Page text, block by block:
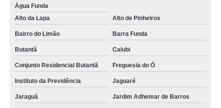
kit lanchinho festa infantil preço Butantã
quem faz kit lanchinho festa infantil Roosevelt (CBTU)
kit festa de aniversário infantil preço Bosque da Saúde
encomendar kit de doces para festa infantil Vila Leopoldina
quem faz kit doces festa infantil Vila Marcelo
kits de doce para festa infantil Pacaembu
encomendar kit doces para festa infantil Jabaquara
Água Funda
Alto da Lapa
Alto de Pinheiros
Bairro do Limão Barra Funda
Butantã Caiubi
Conjunto Residencial Butantã Freguesia do Ó
Instituto da Previdência Jaguaré
Jaraguá Jardim Adhemar de Barros